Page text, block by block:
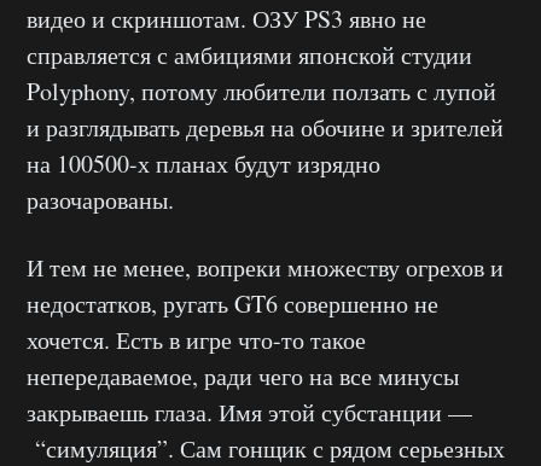
видео и скриншотам. ОЗУ PS3 явно не
справляется с амбициями японской студии
Polyphony, потому любители ползать с лупой
и разглядывать деревья на обочине и зрителей
на 100500-х планах будут изрядно
разочарованы.
И тем не менее, вопреки множеству огрехов и
недостатков, ругать GT6 совершенно не
хочется. Есть в игре что-то такое
непередаваемое, ради чего на все минусы
закрываешь глаза. Имя этой субстанции —
“симуляция”. Сам гонщик с рядом серьезных